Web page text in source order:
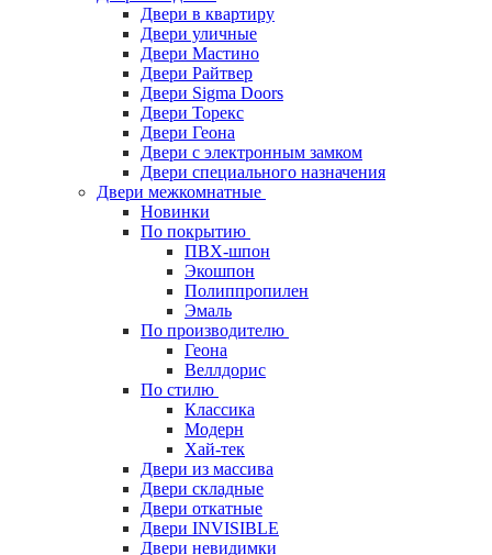
Двери в квартиру
Двери уличные
Двери Мастино
Двери Райтвер
Двери Sigma Doors
Двери Торекс
Двери Геона
Двери с электронным замком
Двери специального назначения
Двери межкомнатные
Новинки
По покрытию
ПВХ-шпон
Экошпон
Полиппропилен
Эмаль
По производителю
Геона
Веллдорис
По стилю
Классика
Модерн
Хай-тек
Двери из массива
Двери складные
Двери откатные
Двери INVISIBLE
Двери невидимки